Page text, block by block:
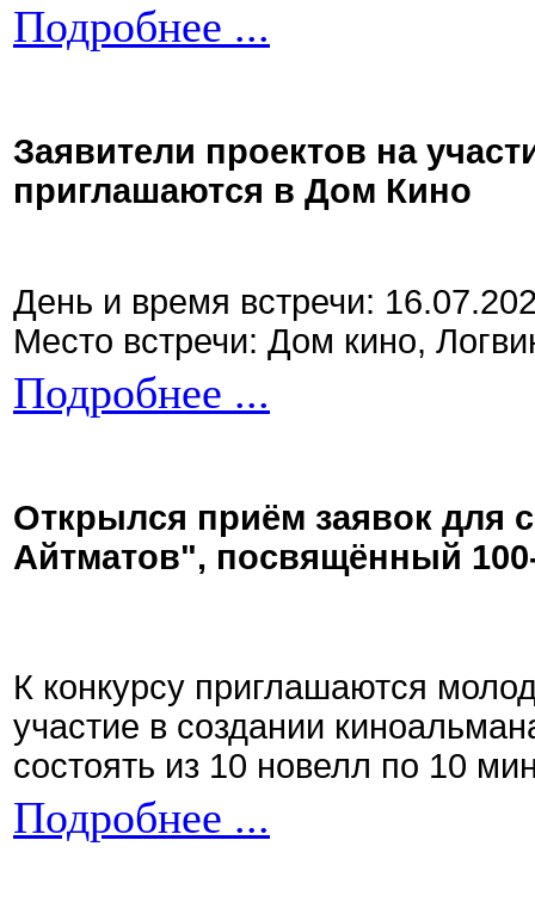
Подробнее ...
Заявители проектов на
приглашаются в Дом Кино
День и время встречи:
Место встречи: Дом кино,
Подробнее ...
Открылся приём заявок для
Айтматов", посвящённый
К конкурсу приглашаются
участие в создании
состоять из 10 новелл по 10
Подробнее ...